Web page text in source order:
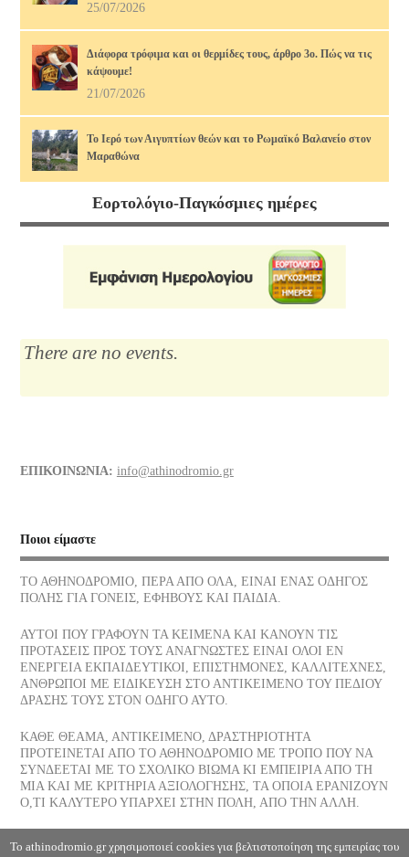
25/07/2026
Διάφορα τρόφιμα και οι θερμίδες τους, άρθρο 3ο. Πώς να τις
κάψουμε!
21/07/2026
Το Ιερό των Αιγυπτίων θεών και το Ρωμαϊκό Βαλανείο στον
Μαραθώνα
17/07/2026
Διάφορα τρόφιμα και οι θερμίδες τους, άρθρο 2ο. Πώς να τις
κάψουμε!
Μαρία Κάλλας, η αιώνια: οι ωραιότερες άριες
07/07/2026
Οι νεώσοικοι του Πειραιά, ένα σοβαρό στήριγμα της αρχαίας
03/07/2026
Το παγωτό, η λιχουδιά του Καλοκαιριού ποια είναι η διατροφική
του αξία
Αφυδάτωση
29/06/2026
Η Θάλασσα, Κλωντ Ντεμπυσσύ
Εορτολόγιο-Παγκόσμιες ημέρες
There are no events.
ΕΠΙΚΟΙΝΩΝΙΑ: info@athinodromio.gr
Ποιοι είμαστε
ΤΟ ΑΘΗΝΟΔΡΟΜΙΟ, ΠΕΡΑ ΑΠΟ ΟΛΑ, ΕΙΝΑΙ ΕΝΑΣ ΟΔΗΓΟΣ
ΠΟΛΗΣ ΓΙΑ ΓΟΝΕΙΣ, ΕΦΗΒΟΥΣ ΚΑΙ ΠΑΙΔΙΑ.
ΑΥΤΟΙ ΠΟΥ ΓΡΑΦΟΥΝ ΤΑ ΚΕΙΜΕΝΑ ΚΑΙ ΚΑΝΟΥΝ ΤΙΣ
ΠΡΟΤΑΣΕΙΣ ΠΡΟΣ ΤΟΥΣ ΑΝΑΓΝΩΣΤΕΣ ΕΙΝΑΙ ΟΛΟΙ ΕΝ
ΕΝΕΡΓΕΙΑ ΕΚΠΑΙΔΕΥΤΙΚΟΙ, ΕΠΙΣΤΗΜΟΝΕΣ, ΚΑΛΛΙΤΕΧΝΕΣ,
ΑΝΘΡΩΠΟΙ ΜΕ ΕΙΔΙΚΕΥΣΗ ΣΤΟ ΑΝΤΙΚΕΙΜΕΝΟ ΤΟΥ ΠΕΔΙΟΥ
ΔΡΑΣΗΣ ΤΟΥΣ ΣΤΟΝ ΟΔΗΓΟ ΑΥΤΟ.
ΚΑΘΕ ΘΕΑΜΑ, ΑΝΤΙΚΕΙΜΕΝΟ, ΔΡΑΣΤΗΡΙΟΤΗΤΑ
ΠΡΟΤΕΙΝΕΤΑΙ ΑΠΟ ΤΟ ΑΘΗΝΟΔΡΟΜΙΟ ΜΕ ΤΡΟΠΟ ΠΟΥ ΝΑ
ΣΥΝΔΕΕΤΑΙ ΜΕ ΤΟ ΣΧΟΛΙΚΟ ΒΙΩΜΑ ΚΙ ΕΜΠΕΙΡΙΑ ΑΠΟ ΤΗ
ΜΙΑ ΚΑΙ ΜΕ ΚΡΙΤΗΡΙΑ ΑΞΙΟΛΟΓΗΣΗΣ, ΤΑ ΟΠΟΙΑ ΕΡΑΝΙΖΟΥΝ
Ο,ΤΙ ΚΑΛΥΤΕΡΟ ΥΠΑΡΧΕΙ ΣΤΗΝ ΠΟΛΗ, ΑΠΟ ΤΗΝ ΑΛΛΗ.
Το athinodromio.gr χρησιμοποιεί cookies για βελτιστοποίηση της εμπειρίας του